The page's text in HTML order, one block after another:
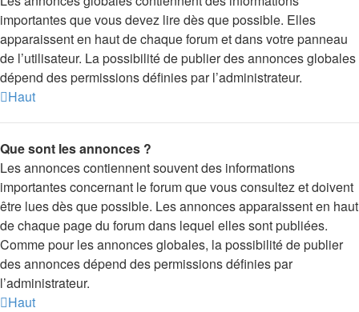
importantes que vous devez lire dès que possible. Elles
apparaissent en haut de chaque forum et dans votre panneau
de l’utilisateur. La possibilité de publier des annonces globales
dépend des permissions définies par l’administrateur.
Haut
Que sont les annonces ?
Les annonces contiennent souvent des informations
importantes concernant le forum que vous consultez et doivent
être lues dès que possible. Les annonces apparaissent en haut
de chaque page du forum dans lequel elles sont publiées.
Comme pour les annonces globales, la possibilité de publier
des annonces dépend des permissions définies par
l’administrateur.
Haut